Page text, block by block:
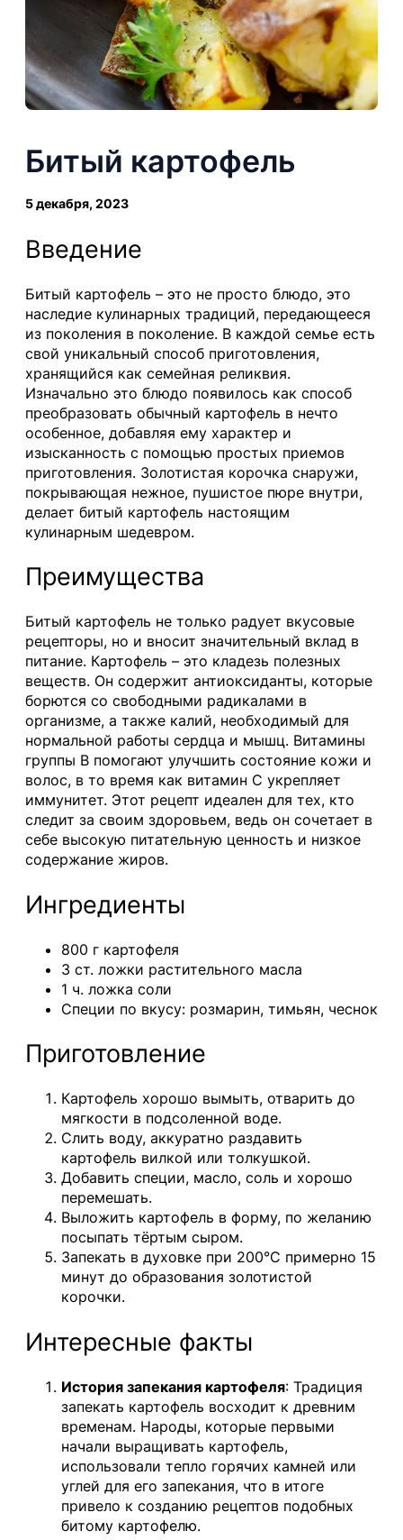
Битый картофель
5 декабря, 2023
Введение
Битый картофель – это не просто блюдо, это
наследие кулинарных традиций, передающееся
из поколения в поколение. В каждой семье есть
свой уникальный способ приготовления,
хранящийся как семейная реликвия.
Изначально это блюдо появилось как способ
преобразовать обычный картофель в нечто
особенное, добавляя ему характер и
изысканность с помощью простых приемов
приготовления. Золотистая корочка снаружи,
покрывающая нежное, пушистое пюре внутри,
делает битый картофель настоящим
кулинарным шедевром.
Преимущества
Битый картофель не только радует вкусовые
рецепторы, но и вносит значительный вклад в
питание. Картофель – это кладезь полезных
веществ. Он содержит антиоксиданты, которые
борются со свободными радикалами в
организме, а также калий, необходимый для
нормальной работы сердца и мышц. Витамины
группы B помогают улучшить состояние кожи и
волос, в то время как витамин C укрепляет
иммунитет. Этот рецепт идеален для тех, кто
следит за своим здоровьем, ведь он сочетает в
себе высокую питательную ценность и низкое
содержание жиров.
Ингредиенты
800 г картофеля
3 ст. ложки растительного масла
1 ч. ложка соли
Специи по вкусу: розмарин, тимьян, чеснок
Приготовление
Картофель хорошо вымыть, отварить до
мягкости в подсоленной воде.
Слить воду, аккуратно раздавить
картофель вилкой или толкушкой.
Добавить специи, масло, соль и хорошо
перемешать.
Выложить картофель в форму, по желанию
посыпать тёртым сыром.
Запекать в духовке при 200°С примерно 15
минут до образования золотистой
корочки.
Интересные факты
История запекания картофеля: Традиция
запекать картофель восходит к древним
временам. Народы, которые первыми
начали выращивать картофель,
использовали тепло горячих камней или
углей для его запекания, что в итоге
привело к созданию рецептов подобных
битому картофелю.